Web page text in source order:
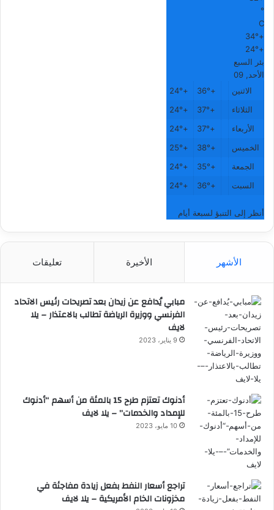
°
C
+
34°
+
24°
بئر السبع
الأحد, 09
الاثنين
+
36°
+
24°
الثلاثاء
+
37°
+
24°
الأربعاء
+
37°
+
24°
الخميس
+
38°
+
25°
الجمعة
+
35°
+
24°
السبت
+
36°
+
24°
أنظر إلى التنبؤ لسبعة أيام
الأشهر الأخيرة تعليقات
مبابي يُدافع عن زيدان بعد تصريحات رئيس الاتحاد
الفرنسي ووزيرة الرياضة تطالب بالاعتذار – يلا
لايف
9 يناير، 2023
أدنوك تعتزم طرح 15 بالمئة من أسهم “أدنوك
للإمداد والخدمات” – يلا لايف
10 مايو، 2023
تراجع أسعار النفط بفعل زيادة مفاجئة في
مخزونات الخام الأمريكية – يلا لايف